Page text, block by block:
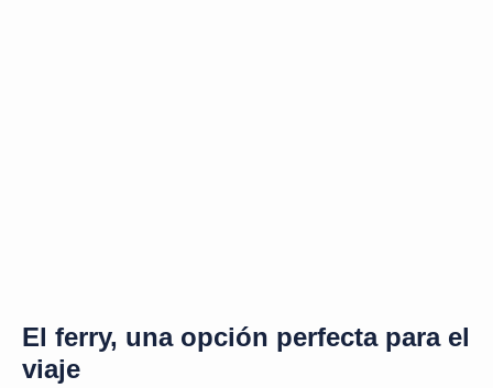
El ferry, una opción perfecta para el
viaje